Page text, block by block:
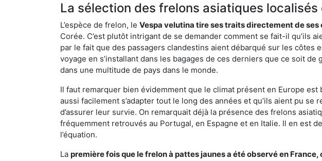
La sélection des frelons asiatiques localisés
L’espèce de frelon, le Vespa velutina tire ses traits directement de ses
Corée. C’est plutôt intrigant de se demander comment se fait-il qu’ils
par le fait que des passagers clandestins aient débarqué sur les
voyage en s’installant dans les bagages de ces derniers que ce soit
dans une multitude de pays dans le monde.
Il faut remarquer bien évidemment que le climat présent en Europe
aussi facilement s’adapter tout le long des années et qu’ils aient pu
d’assurer leur survie. On remarquait déjà la présence des frelons
fréquemment retrouvés au Portugal, en Espagne et en Italie. Il en est
l’équation.
La première fois que le frelon à pattes jaunes a été observé en France,